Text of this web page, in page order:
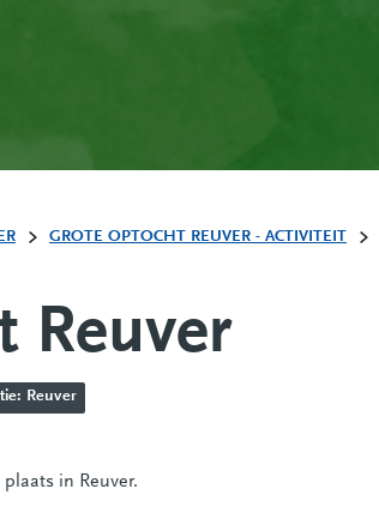
GROTE OPTOCHT REUVER - ACTIVITEIT
Reuver
Reuver
in Reuver.